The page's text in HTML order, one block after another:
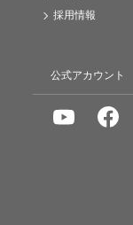
採用情報
公式アカウント